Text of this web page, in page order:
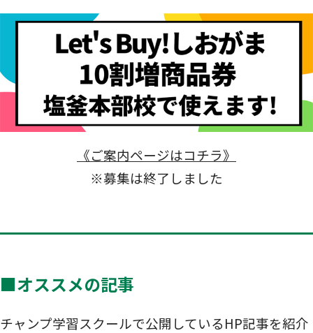
《ご案内ページはコチラ》
※募集は終了しました
■オススメの記事
チャンプ学習スクールで公開しているHP記事を紹介